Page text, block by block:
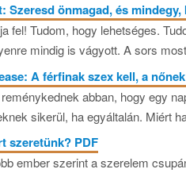
Szeresd önmagad, és
fel! Tudom, hogy lehetséges.
mindig is vágyott. A sors
A férfinak szex kell, a
abban, hogy egy
sikerül, ha egyáltalán. Miért
szeretünk? PDF
ember szerint a szerelem